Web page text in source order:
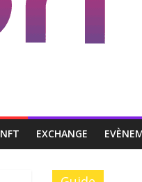
NFT EXCHANGE